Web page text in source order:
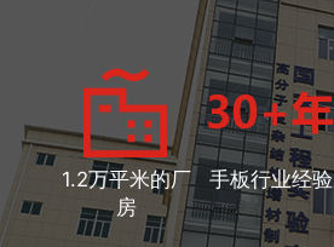
1.2万平米的厂
房
手板行业经验